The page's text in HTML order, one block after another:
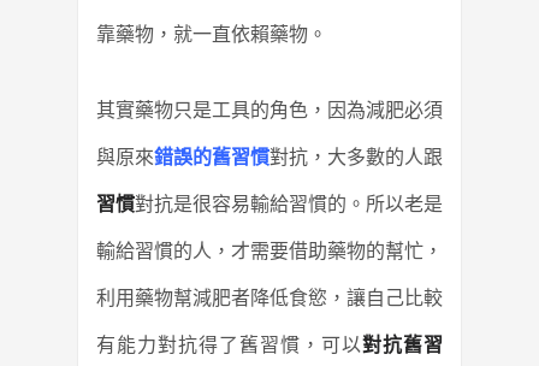
靠藥物，就一直依賴藥物。
其實藥物只是工具的角色，因為減肥必須
與原來錯誤的舊習慣對抗，大多數的人跟
習慣對抗是很容易輸給習慣的。所以老是
輸給習慣的人，才需要借助藥物的幫忙，
利用藥物幫減肥者降低食慾，讓自己比較
有能力對抗得了舊習慣，可以對抗舊習